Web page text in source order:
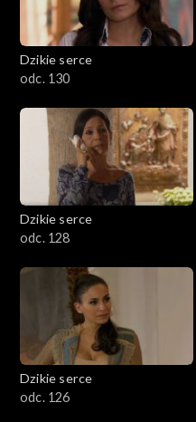
Dzikie serce
odc. 130
Dzikie serce
odc. 128
Dzikie serce
odc. 126